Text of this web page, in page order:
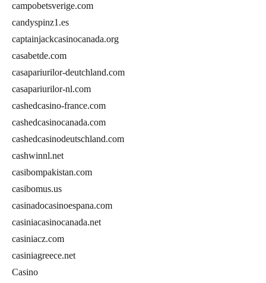
campobetsverige.com
candyspinz1.es
captainjackcasinocanada.org
casabetde.com
casapariurilor-deutchland.com
casapariurilor-nl.com
cashedcasino-france.com
cashedcasinocanada.com
cashedcasinodeutschland.com
cashwinnl.net
casibompakistan.com
casibomus.us
casinadocasinoespana.com
casiniacasinocanada.net
casiniacz.com
casiniagreece.net
Casino